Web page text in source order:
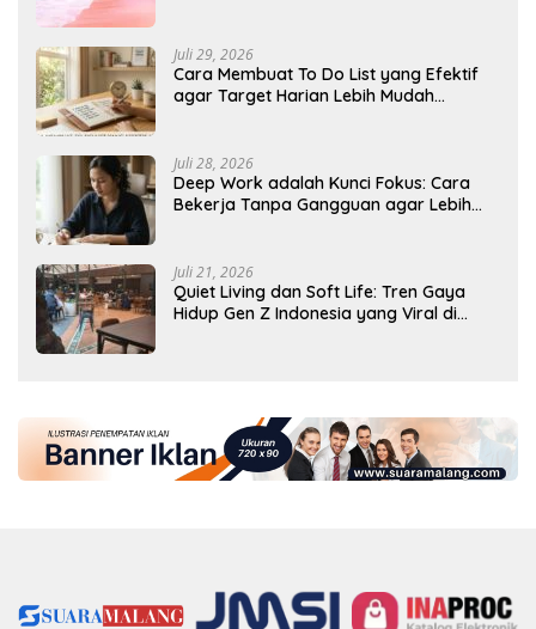
Juli 29, 2026
Cara Membuat To Do List yang Efektif
agar Target Harian Lebih Mudah
Juli 28, 2026
Deep Work adalah Kunci Fokus: Cara
Bekerja Tanpa Gangguan agar Lebih
Juli 21, 2026
Quiet Living dan Soft Life: Tren Gaya
Hidup Gen Z Indonesia yang Viral di